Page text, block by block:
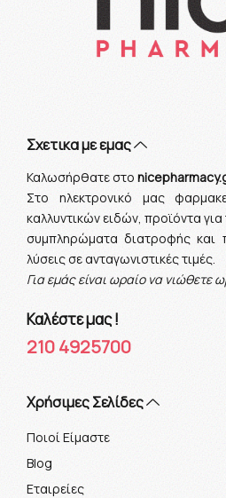
Σχετικα με εμας
Καλωσήρθατε στο
Στο ηλεκτρονικό μας
καλλυντικών ειδών, προϊόντα
συμπληρώματα διατροφής και
λύσεις σε ανταγωνιστικές τιμές.
Για εμάς είναι ωραίο να νιώθετε
Καλέστε μας !
210 4925700
Xρήσιμες Σελίδες
Ποιοί Είμαστε
Blog
Εταιρείες